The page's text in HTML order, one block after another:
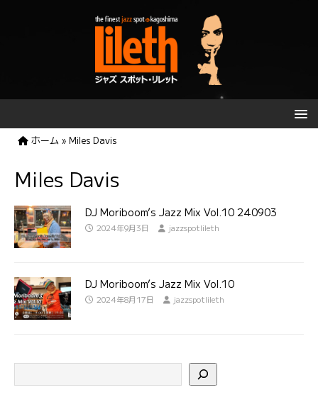
ホーム » Miles Davis
Miles Davis
DJ Moriboom’s Jazz Mix Vol.10 240903
2024年9月3日 jazzspotlileth
DJ Moriboom’s Jazz Mix Vol.10
2024年8月17日 jazzspotlileth